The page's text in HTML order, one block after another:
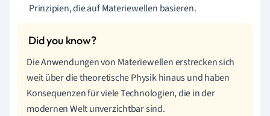
Prinzipien, die auf Materiewellen basieren.
Die Anwendungen von Materiewellen erstrecken sich
weit über die theoretische Physik hinaus und haben
Konsequenzen für viele Technologien, die in der
modernen Welt unverzichtbar sind.